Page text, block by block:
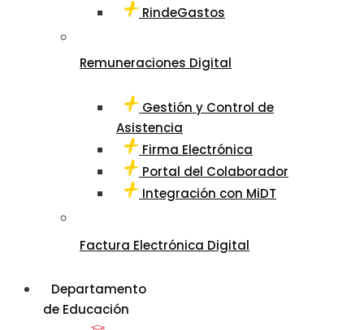
RindeGastos
Remuneraciones Digital
Gestión y Control de
Asistencia
Firma Electrónica
Portal del Colaborador
Integración con MiDT
Factura Electrónica Digital
Departamento
de Educación